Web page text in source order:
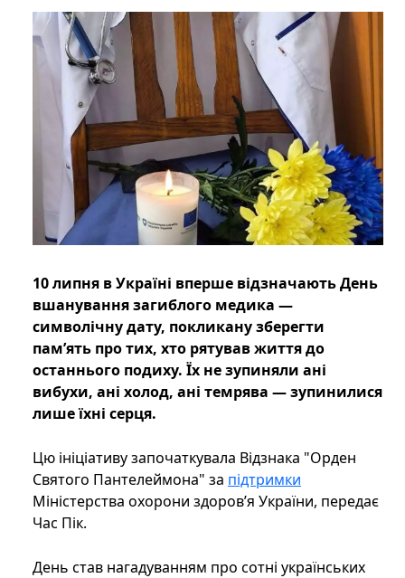
10 липня в Україні вперше відзначають День
вшанування загиблого медика —
символічну дату, покликану зберегти
пам’ять про тих, хто рятував життя до
останнього подиху. Їх не зупиняли ані
вибухи, ані холод, ані темрява — зупинилися
лише їхні серця.
Цю ініціативу започаткувала Відзнака "Орден
Святого Пантелеймона" за підтримки
Міністерства охорони здоров’я України, передає
Час Пік.
День став нагадуванням про сотні українських